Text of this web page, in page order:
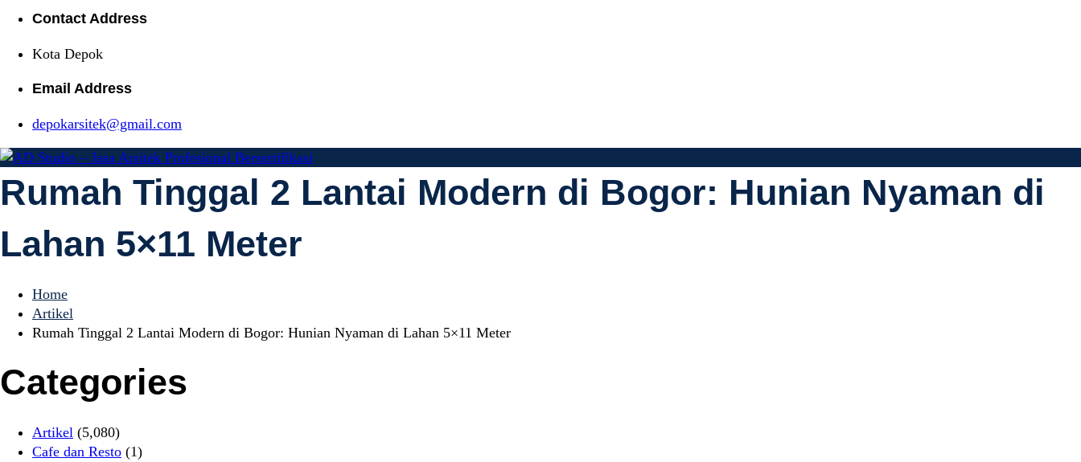
Contact Address
Kota Depok
Email Address
depokarsitek@gmail.com
AD Studio – Jasa Arsitek Profesional
Bersertifikasi
AD Studio – Jasa Arsitek Profesional Bersertifikasi
Rumah Tinggal 2 Lantai Modern di Bogor: Hunian Nyaman di
Lahan 5×11 Meter
Home
Artikel
Rumah Tinggal 2 Lantai Modern di Bogor: Hunian Nyaman di Lahan 5×11 Meter
Categories
Artikel (5,080)
Cafe dan Resto (1)